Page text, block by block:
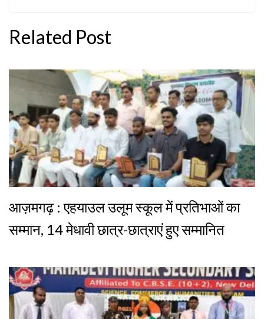
Related Post
आज़मगढ़ : एहयाउल उलूम स्कूल में प्रतिभाओं का
सम्मान, 14 मेधावी छात्र-छात्राएं हुए सम्मानित